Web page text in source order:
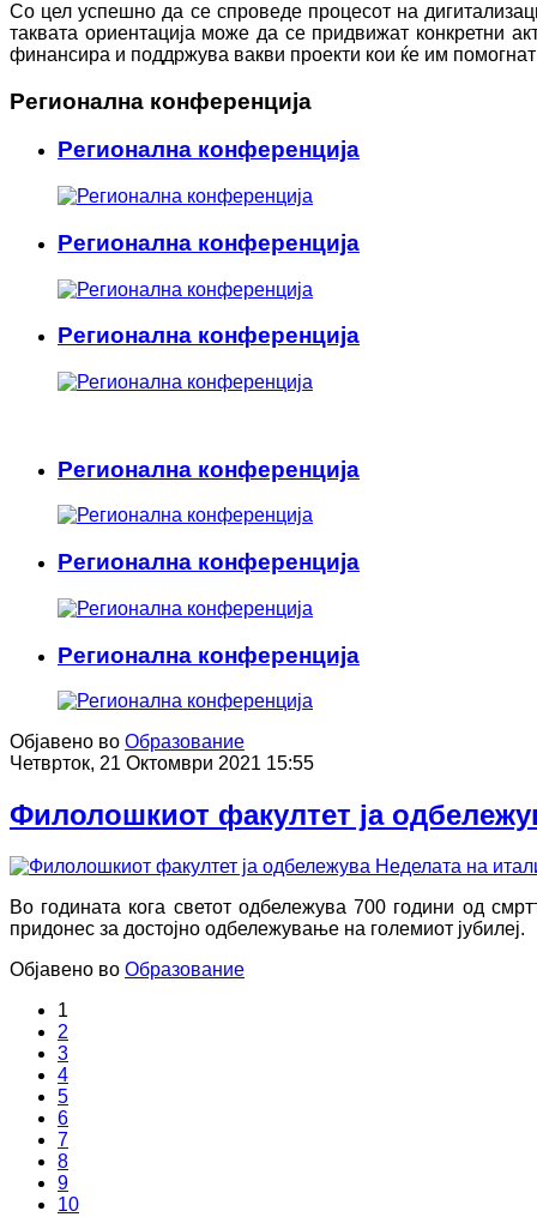
Со цел успешно да се спроведе процесот на
таквата ориентација може да се придвижат конкретни
финансира и поддржува вакви проекти кои ќе им
Регионална конференција
Регионална конференција
Регионална конференција
Регионална конференција
Регионална конференција
Регионална конференција
Регионална конференција
Објавено во Образование
Четврток, 21 Октомври 2021 15:55
Филолошкиот факултет ја
Во годината кога светот одбележува 700 години од
придонес за достојно одбележување на големиот јубилеј.
Објавено во Образование
1
2
3
4
5
6
7
8
9
10